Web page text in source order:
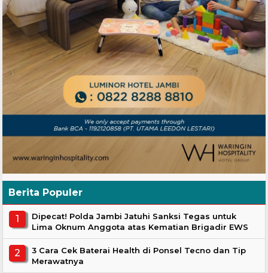
Berita Populer
Dipecat! Polda Jambi Jatuhi Sanksi Tegas untuk
Lima Oknum Anggota atas Kematian Brigadir EWS
3 Cara Cek Baterai Health di Ponsel Tecno dan Tip
Merawatnya